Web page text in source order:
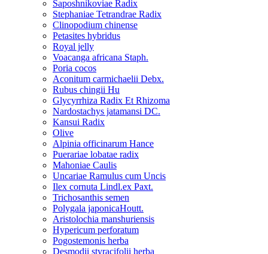
Saposhnikoviae Radix
Stephaniae Tetrandrae Radix
Clinopodium chinense
Petasites hybridus
Royal jelly
Voacanga africana Staph.
Poria cocos
Aconitum carmichaelii Debx.
Rubus chingii Hu
Glycyrrhiza Radix Et Rhizoma
Nardostachys jatamansi DC.
Kansui Radix
Olive
Alpinia officinarum Hance
Puerariae lobatae radix
Mahoniae Caulis
Uncariae Ramulus cum Uncis
Ilex cornuta Lindl.ex Paxt.
Trichosanthis semen
Polygala japonicaHoutt.
Aristolochia manshuriensis
Hypericum perforatum
Pogostemonis herba
Desmodii styracifolii herba